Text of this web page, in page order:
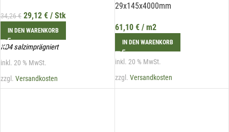
34,26€ 29,12 € / Stk
IN DEN WARENKORB
KD4 salzimprägniert
inkl. 20 % MwSt.
zzgl. Versandkosten
29x145x4000mm
61,10 €/ m2
IN DEN WARENKORB
inkl. 20 % MwSt.
zzgl. Versandkosten